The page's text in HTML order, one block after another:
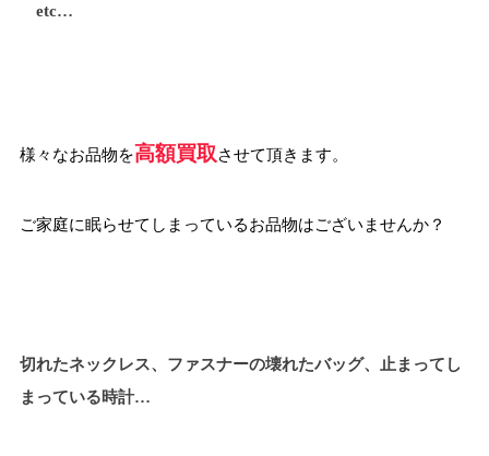
etc…
様々なお品物を高額買取 させて頂きます。
ご家庭に眠らせてしまっているお品物はございませんか？
切れたネックレス、フ ァスナーの壊れたバッグ、止まってし
まっている時計…